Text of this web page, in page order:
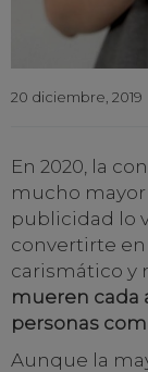
20 diciembre, 2019
En 2020, la
mucho mayor
publicidad lo
convertirte
carismático y
mueren cada
personas
Aunque la